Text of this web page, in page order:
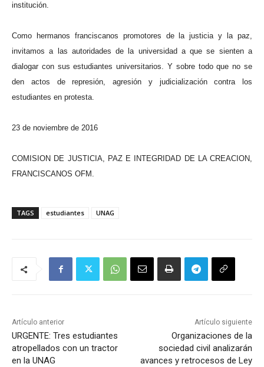
institución.
Como hermanos franciscanos promotores de la justicia y la paz,
invitamos a las autoridades de la universidad a que se sienten a
dialogar con sus estudiantes universitarios. Y sobre todo que no se
den actos de represión, agresión y judicialización contra los
estudiantes en protesta.
23 de noviembre de 2016
COMISION DE JUSTICIA, PAZ E INTEGRIDAD DE LA CREACION,
FRANCISCANOS OFM.
TAGS estudiantes UNAG
Artículo anterior
URGENTE: Tres estudiantes
atropellados con un tractor
en la UNAG
Artículo siguiente
Organizaciones de la
sociedad civil analizarán
avances y retrocesos de Ley